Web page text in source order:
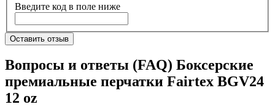
Введите код в поле ниже
Оставить отзыв
Вопросы и ответы (FAQ) Боксерские
премиальные перчатки Fairtex BGV24
12 oz